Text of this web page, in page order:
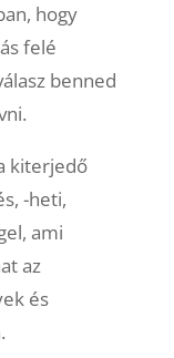
hogy
felé
benned
kiterjedő
-heti,
ami
az
és